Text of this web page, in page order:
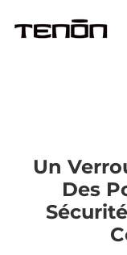
Un
Des